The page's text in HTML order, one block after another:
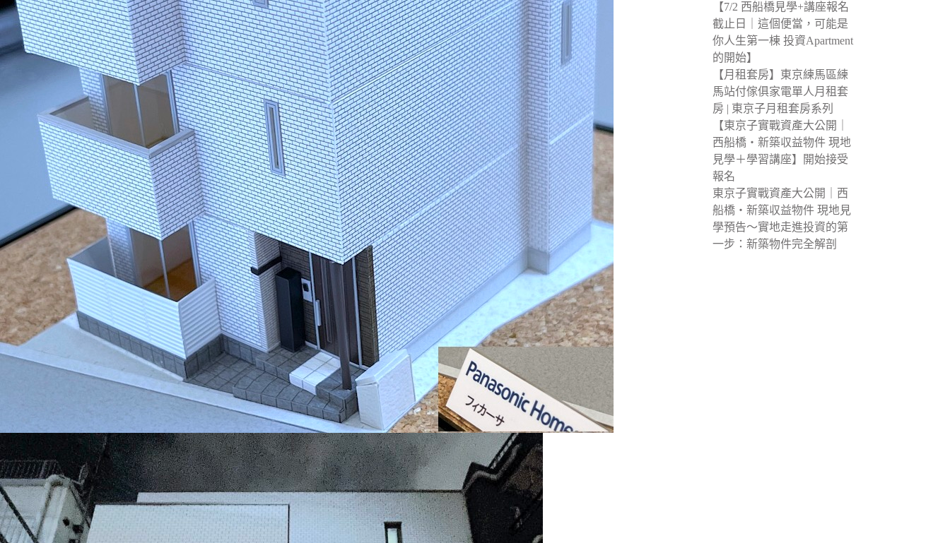
【7/2 西船橋見學+講座報名
截止日｜這個便當，可能是
你人生第一棟 投資Apartment
的開始】
【月租套房】東京練馬區練
馬站付傢俱家電單人月租套
房 | 東京子月租套房系列
【東京子實戰資產大公開｜
西船橋・新築収益物件 現地
見學＋學習講座】開始接受
報名
東京子實戰資產大公開｜西
船橋・新築収益物件 現地見
學預告〜實地走進投資的第
一步：新築物件完全解剖